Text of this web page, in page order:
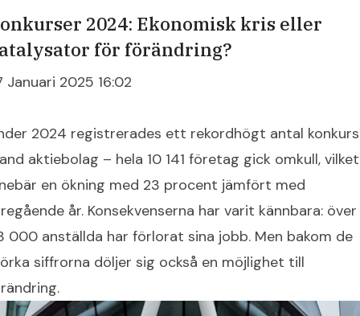
2024: Ekonomisk kris eller
för förändring?
Januari 2025 16:02
2024 registrerades ett rekordhögt antal
aktiebolag – hela 10 141 företag gick omkull, vilket
en ökning med 23 procent jämfört med
år. Konsekvenserna har varit kännbara: över
000 anställda har förlorat sina jobb. Men bakom de
siffrorna döljer sig också en möjlighet till